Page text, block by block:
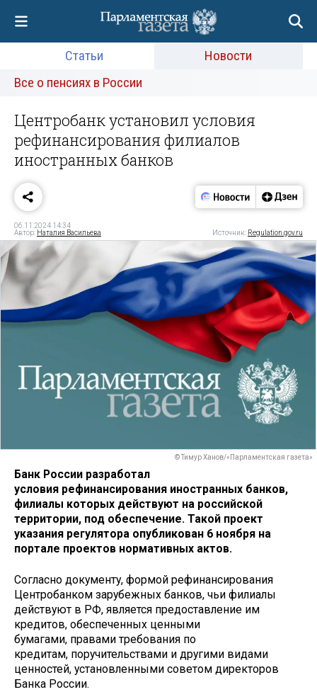
Статьи
Новости
Все о пенсиях в России
Центробанк установил условия
рефинансирования филиалов
иностранных банков
06.11.2024 14:34
Автор: Наталия Васильева Источник: Regulation.gov.ru
© Тимур Ханов/«Парламентская газета»
Банк России разработал
условия рефинансирования иностранных банков,
филиалы которых действуют на российской
территории, под обеспечение. Такой проект
указания регулятора опубликован 6 ноября на
портале проектов нормативных актов.
Согласно документу, формой рефинансирования
Центробанком зарубежных банков, чьи филиалы
действуют в РФ, является предоставление им
кредитов, обеспеченных ценными
бумагами, правами требования по
кредитам, поручительствами и другими видами
ценностей, установленными советом директоров
Банка России.